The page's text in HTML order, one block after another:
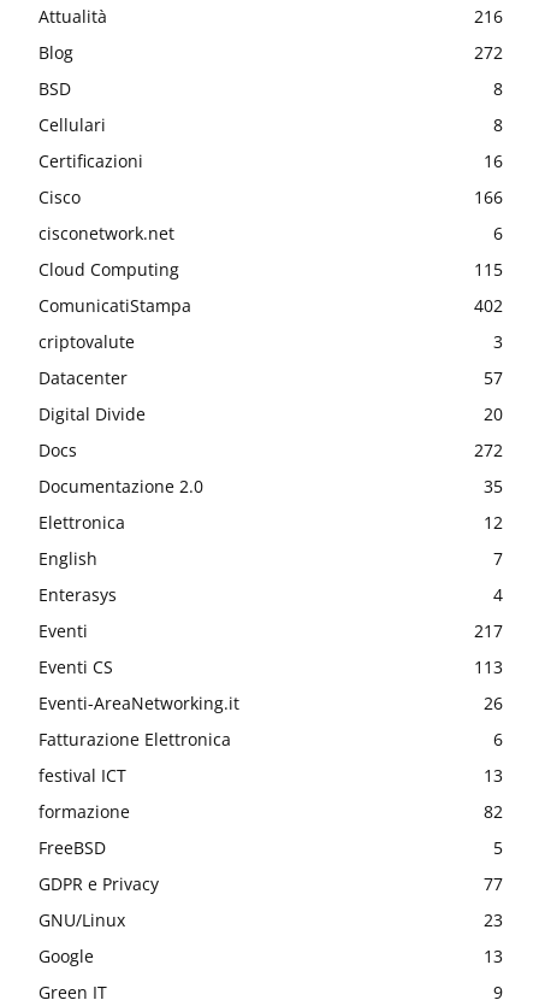
Attualità
216
Blog
272
BSD
8
Cellulari
8
Certificazioni
16
Cisco
166
cisconetwork.net
6
Cloud Computing
115
ComunicatiStampa
402
criptovalute
3
Datacenter
57
Digital Divide
20
Docs
272
Documentazione 2.0
35
Elettronica
12
English
7
Enterasys
4
Eventi
217
Eventi CS
113
Eventi-AreaNetworking.it
26
Fatturazione Elettronica
6
festival ICT
13
formazione
82
FreeBSD
5
GDPR e Privacy
77
GNU/Linux
23
Google
13
Green IT
9